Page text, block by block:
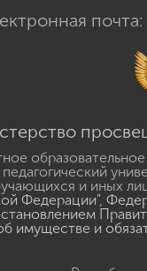
почта:
педагогический
и иных
Федерации",
имуществе и